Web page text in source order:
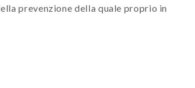
prevenzione della quale proprio in